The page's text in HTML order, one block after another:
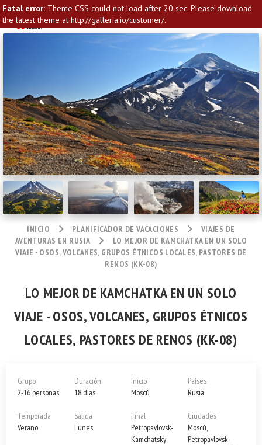
INICIO PLANIFICADOR DE VACACIONES
VIAJES DE
AVENTURAS EN RUSIA
LO MEJOR DE KAMCHATKA EN UN SOLO
VIAJE - OSOS, VOLCANES, GRUPOS ÉTNICOS LOCALES, PASTORES DE
RENOS (KK-08)
LO MEJOR DE KAMCHATKA EN UN SOLO
VIAJE - OSOS, VOLCANES, GRUPOS ÉTNICOS
LOCALES, PASTORES DE RENOS (KK-08)
Grupo
2-16 personas
Temporada
Verano
Duración
18 dias
Salida
Lunes
Inicio
Moscú
Final
Petropavlovsk-
Kamchatsky
Países
Rusia
Ciudades
Moscú,
Petropavlovsk-
Fatal error: Theme CSS could not load after 20 sec. Please download
the latest theme at http://galleria.io/customer/.